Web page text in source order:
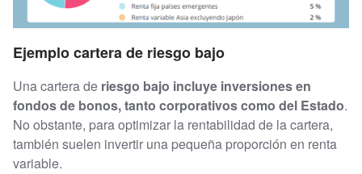
Ejemplo cartera de riesgo bajo
Una cartera de riesgo bajo incluye inversiones en
fondos de bonos, tanto corporativos como del Estado.
No obstante, para optimizar la rentabilidad de la cartera,
también suelen invertir una pequeña proporción en renta
variable.